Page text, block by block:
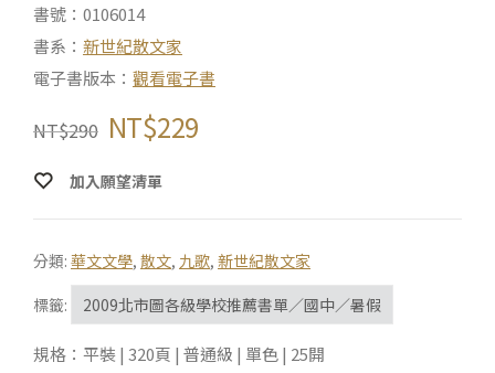
書號：0106014
書系： 新世紀散文家
電子書版本： 觀看電子書
NT$290 NT$229
加入願望清單
分類: 華文文學, 散文, 九歌, 新世紀散文家
標籤:
2009北市圖各級學校推薦書單／國中／暑假
規格：平裝 | 320頁 | 普通級 | 單色 | 25開